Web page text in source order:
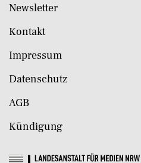
Newsletter
Kontakt
Impressum
Datenschutz
AGB
Kündigung